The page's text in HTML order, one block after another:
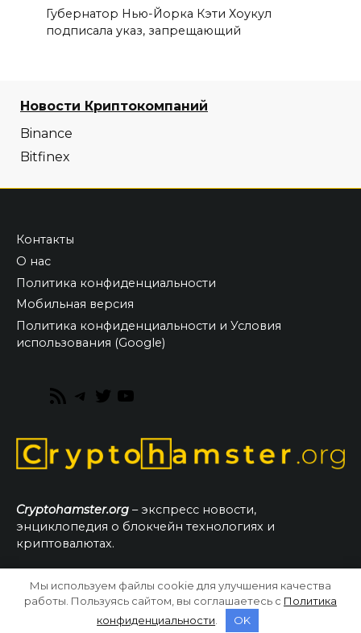
Губернатор Нью-Йорка Кэти Хоукул
подписала указ, запрещающий
Новости Криптокомпаний
Binance
Bitfinex
Контакты
О нас
Политика конфиденциальности
Мобильная версия
Политика конфиденциальности и Условия
использования (Google)
RSS
Telegram
Twitter
Cryptohamster.org – экспресс новости,
энциклопедия о блокчейн технологиях и
криптовалютах.
© 2026 CryptoHamster.org
Мы используем файлы cookie для улучшения качества
работы. Пользуясь сайтом, вы соглашаетесь с Политика
конфиденциальности
OK